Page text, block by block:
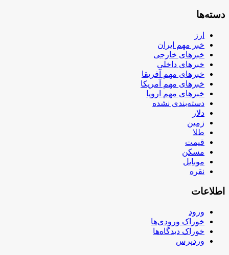
دسته‌ها
ارز
خبر مهم ایران
خبرهای خارجی
خبرهای داخلی
خبرهای مهم آفریقا
خبرهای مهم آمریکا
خبرهای مهم اروپا
دسته‌بندی نشده
دلار
زمین
طلا
قیمت
مسکن
موبایل
نقره
اطلاعات
ورود
خوراک ورودی‌ها
خوراک دیدگاه‌ها
وردپرس